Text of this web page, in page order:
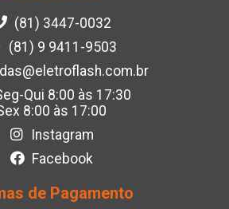
(81) 3447-0032
(81) 9 9411-9503
Qui 8:00 às 17:30
8:00 às 17:00
Instagram
Facebook
de Pagamento